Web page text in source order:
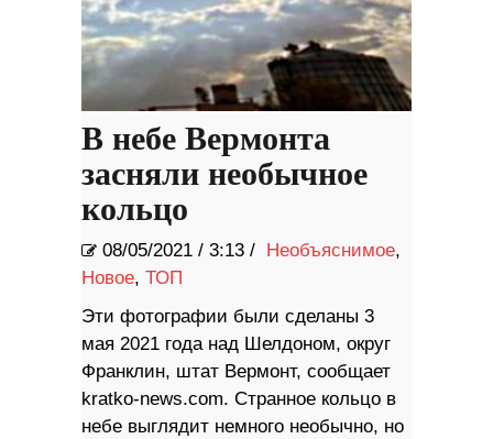
В небе Вермонта
засняли необычное
кольцо
08/05/2021 / 3:13 / Необъяснимое,
Новое, ТОП
Эти фотографии были сделаны 3
мая 2021 года над Шелдоном, округ
Франклин, штат Вермонт, сообщает
kratko-news.com. Странное кольцо в
небе выглядит немного необычно, но